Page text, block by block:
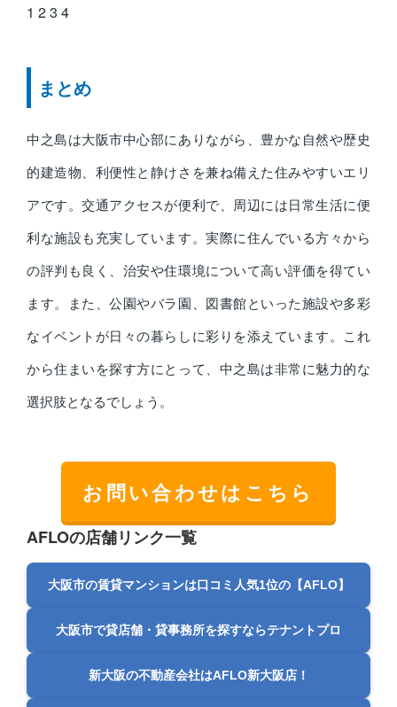
1 23 4
まとめ
中之島は大阪市中心部にありながら、豊かな自然や歴史
的建造物、利便性と静けさを兼ね備えた住みやすいエリ
アです。交通アクセスが便利で、周辺には日常生活に便
利な施設も充実しています。実際に住んでいる方々から
の評判も良く、治安や住環境について高い評価を得てい
ます。また、公園やバラ園、図書館といった施設や多彩
なイベントが日々の暮らしに彩りを添えています。これ
から住まいを探す方にとって、中之島は非常に魅力的な
選択肢となるでしょう。
お問い合わせはこちら
AFLOの店舗リンク一覧
大阪市の賃貸マンションは口コミ人気1位の【AFLO】
大阪市で貸店舗・貸事務所を探すならテナントプロ
新大阪の不動産会社はAFLO新大阪店！